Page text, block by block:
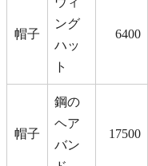
帽子
ング
ハッ
ト
6400
帽子
鋼の
ヘア
バン
17500